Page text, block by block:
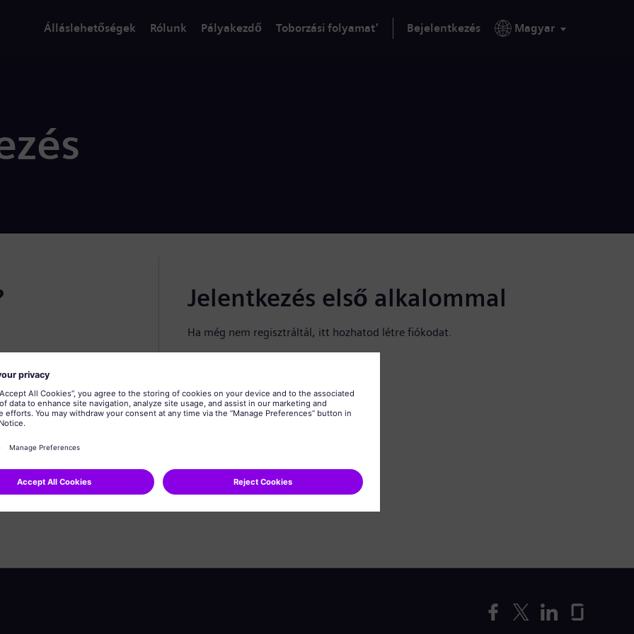
Álláslehetőségek Rólunk Pályakezdő Toborzási folyamat’ Bejelentkezés Magyar
Jelentkezés első alkalommal
Ha még nem regisztráltál, itt hozhatod létre fiókodat.